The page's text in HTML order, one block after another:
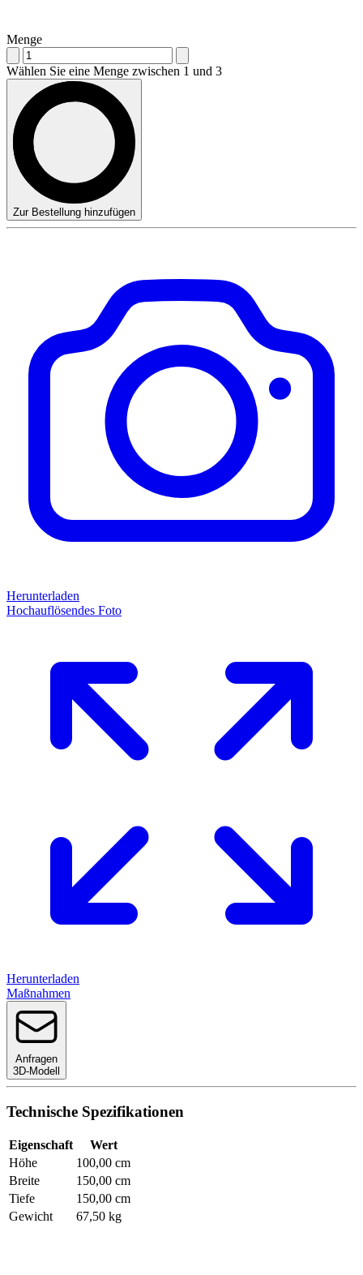
Menge
Wählen Sie eine Menge zwischen 1 und 3
Zur Bestellung hinzufügen
Herunterladen
Hochauflösendes Foto
Herunterladen
Maßnahmen
Anfragen
3D-Modell
Technische Spezifikationen
Eigenschaft
Wert
Höhe
100,00 cm
Breite
150,00 cm
Tiefe
150,00 cm
Gewicht
67,50 kg